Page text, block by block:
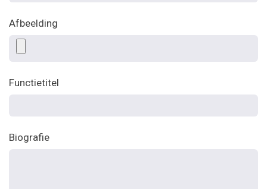
Afbeelding
Functietitel
Biografie